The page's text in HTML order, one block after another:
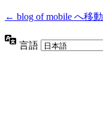
← blog of mobile へ移動
言語